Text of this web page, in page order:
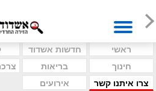
ראשי חדשות אשדוד
חינוך
בריאות
צרו איתנו קשר
אירועים